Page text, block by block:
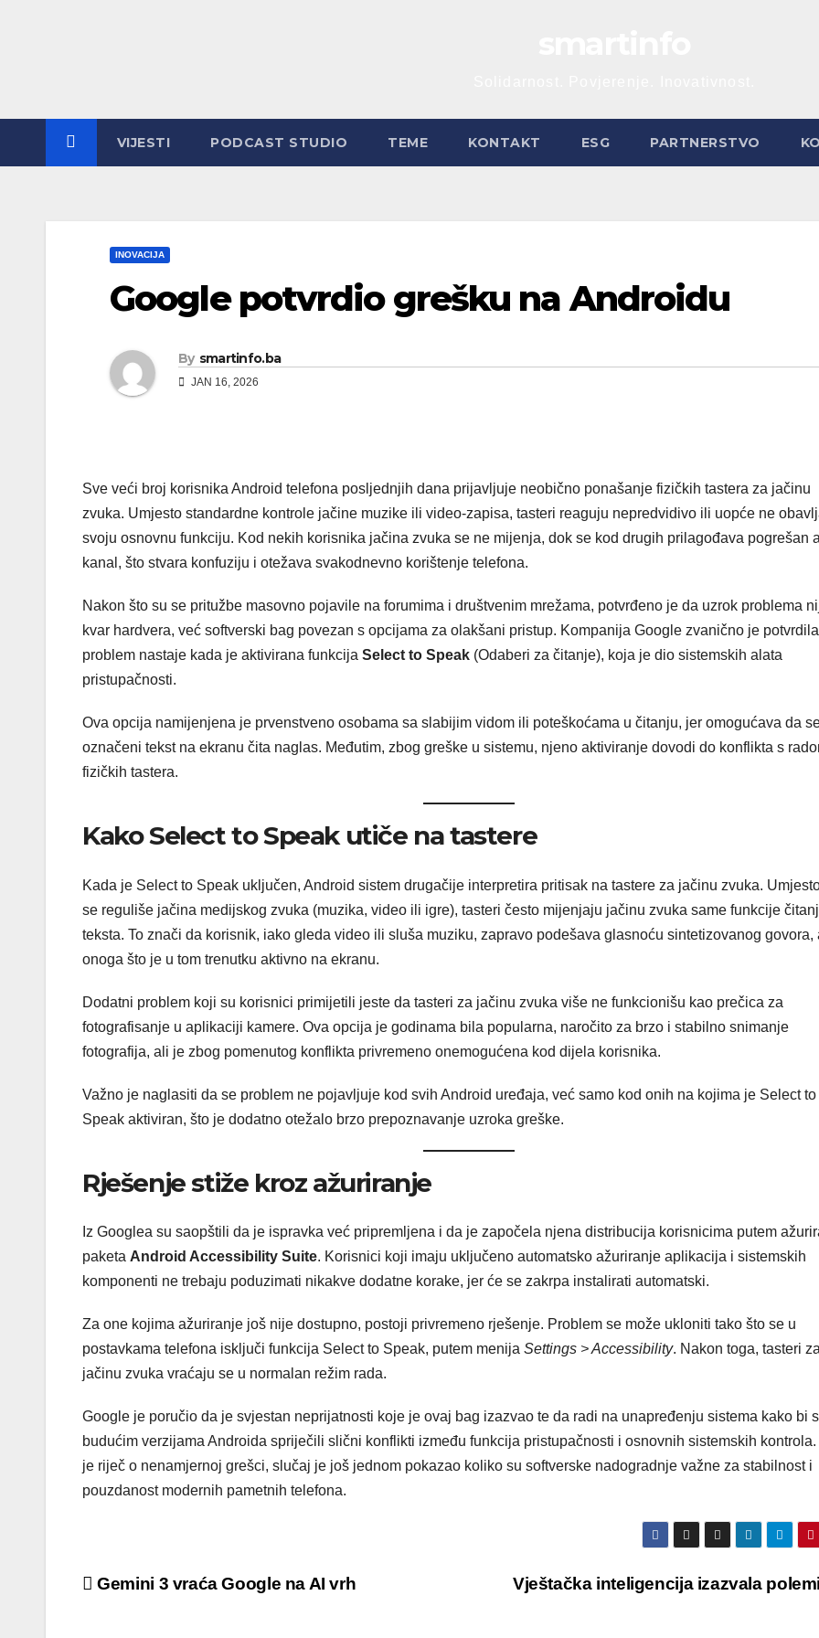
VIJESTI PODCAST STUDIO TEME KONTAKT ESG PARTNERSTVO
INOVACIJA
Google potvrdio grešku na Androidu
By smartinfo.ba
JAN 16, 2026
Sve veći broj korisnika Android telefona posljednjih dana prijavljuje neobično ponašanje fizičkih tastera za jačinu
zvuka. Umjesto standardne kontrole jačine muzike ili video-zapisa, tasteri reaguju nepredvidivo ili uopće ne
svoju osnovnu funkciju. Kod nekih korisnika jačina zvuka se ne mijenja, dok se kod drugih prilagođava pogrešan
kanal, što stvara konfuziju i otežava svakodnevno korištenje telefona.
Nakon što su se pritužbe masovno pojavile na forumima i društvenim mrežama, potvrđeno je da uzrok problema
kvar hardvera, već softverski bag povezan s opcijama za olakšani pristup. Kompanija Google zvanično je
problem nastaje kada je aktivirana funkcija Select to Speak (Odaberi za čitanje), koja je dio sistemskih alata
pristupačnosti.
Ova opcija namijenjena je prvenstveno osobama sa slabijim vidom ili poteškoćama u čitanju, jer omogućava da
označeni tekst na ekranu čita naglas. Međutim, zbog greške u sistemu, njeno aktiviranje dovodi do konflikta s
fizičkih tastera.
Kako Select to Speak utiče na tastere
Kada je Select to Speak uključen, Android sistem drugačije interpretira pritisak na tastere za jačinu zvuka.
se reguliše jačina medijskog zvuka (muzika, video ili igre), tasteri često mijenjaju jačinu zvuka same funkcije
teksta. To znači da korisnik, iako gleda video ili sluša muziku, zapravo podešava glasnoću sintetizovanog govora,
onoga što je u tom trenutku aktivno na ekranu.
Dodatni problem koji su korisnici primijetili jeste da tasteri za jačinu zvuka više ne funkcionišu kao prečica za
fotografisanje u aplikaciji kamere. Ova opcija je godinama bila popularna, naročito za brzo i stabilno snimanje
fotografija, ali je zbog pomenutog konflikta privremeno onemogućena kod dijela korisnika.
Važno je naglasiti da se problem ne pojavljuje kod svih Android uređaja, već samo kod onih na kojima je Select to
Speak aktiviran, što je dodatno otežalo brzo prepoznavanje uzroka greške.
Rješenje stiže kroz ažuriranje
Iz Googlea su saopštili da je ispravka već pripremljena i da je započela njena distribucija korisnicima putem
paketa Android Accessibility Suite. Korisnici koji imaju uključeno automatsko ažuriranje aplikacija i sistemskih
komponenti ne trebaju poduzimati nikakve dodatne korake, jer će se zakrpa instalirati automatski.
Za one kojima ažuriranje još nije dostupno, postoji privremeno rješenje. Problem se može ukloniti tako što se u
postavkama telefona isključi funkcija Select to Speak, putem menija Settings > Accessibility. Nakon toga, tasteri za
jačinu zvuka vraćaju se u normalan režim rada.
Google je poručio da je svjestan neprijatnosti koje je ovaj bag izazvao te da radi na unapređenju sistema kako bi
budućim verzijama Androida spriječili slični konflikti između funkcija pristupačnosti i osnovnih sistemskih kontrola.
je riječ o nenamjernoj grešci, slučaj je još jednom pokazao koliko su softverske nadogradnje važne za stabilnost i
pouzdanost modernih pametnih telefona.
Post
Vještačka inteligencija izazvala
Gemini 3 vraća Google na AI vrh